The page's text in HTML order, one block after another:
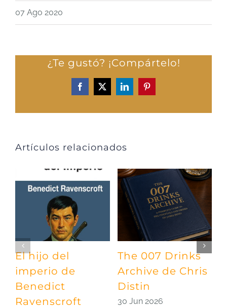
07 Ago 2020
¿Te gustó? ¡Compártelo!
Facebook
X LinkedInPinterest
Artículos relacionados
El hijo del
imperio de
Benedict
Ravenscroft
The 007 Drinks
Archive de Chris
Distin
30 Jun 2026